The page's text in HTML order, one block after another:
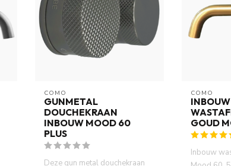
COMO
GUNMETAL
DOUCHEKRAAN
INBOUW MOOD 60
PLUS
Deze gun metal douchekraan
COMO
INBOUW
GOUD
Inbouw